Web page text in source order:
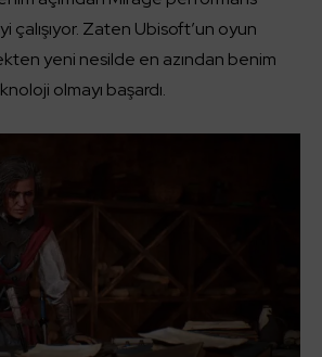
çalışıyor. Zaten Ubisoft’un oyun
yeni nesilde en azından benim
olmayı başardı.